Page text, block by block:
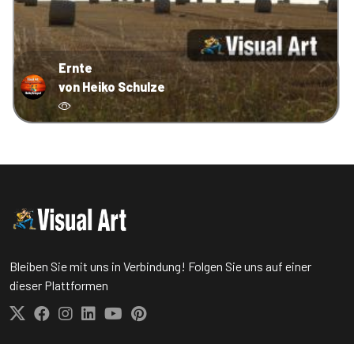
Ernte
von Heiko Schulze
Bleiben Sie mit uns in Verbindung! Folgen Sie uns auf einer
dieser Plattformen